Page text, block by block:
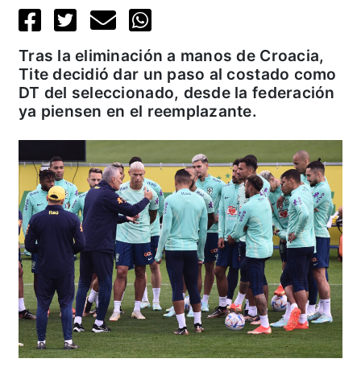
Tras la eliminación a manos de Croacia,
Tite decidió dar un paso al costado como
DT del seleccionado, desde la federación
ya piensen en el reemplazante.